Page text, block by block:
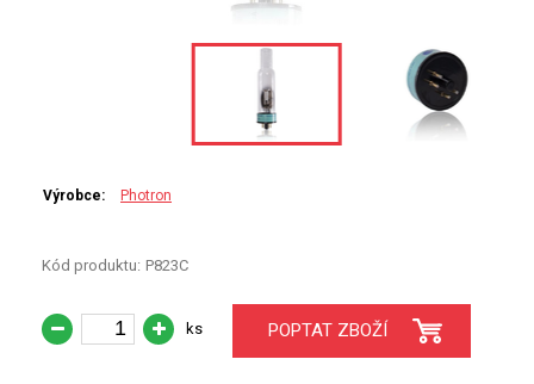
ANALYTIK JENA
HADIČKY
STANDARDY
SPECIÁLNÍ APLIKACE
Výrobce: Photron
Kód produktu: P823C
ks POPTAT ZBOŽÍ